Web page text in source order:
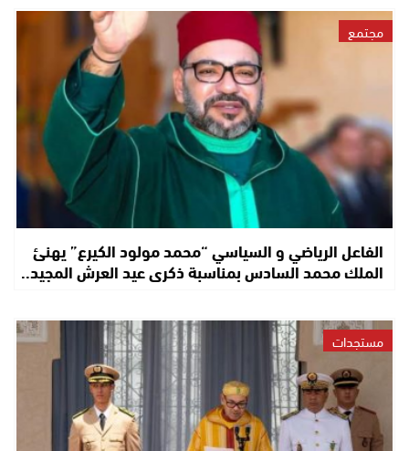
مجتمع
الفاعل الرياضي و السياسي “محمد مولود الكيرع” يهنئ
الملك محمد السادس بمناسبة ذكرى عيد العرش المجيد..
مستجدات